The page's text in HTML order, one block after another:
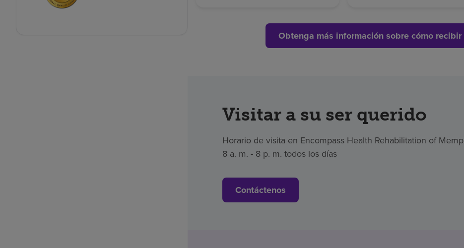
Obtenga más información sobre cómo
Visitar a su ser querido
Horario de visita en Encompass Health Rehabilitation of
8 a. m. - 8 p. m. todos los días
Contáctenos